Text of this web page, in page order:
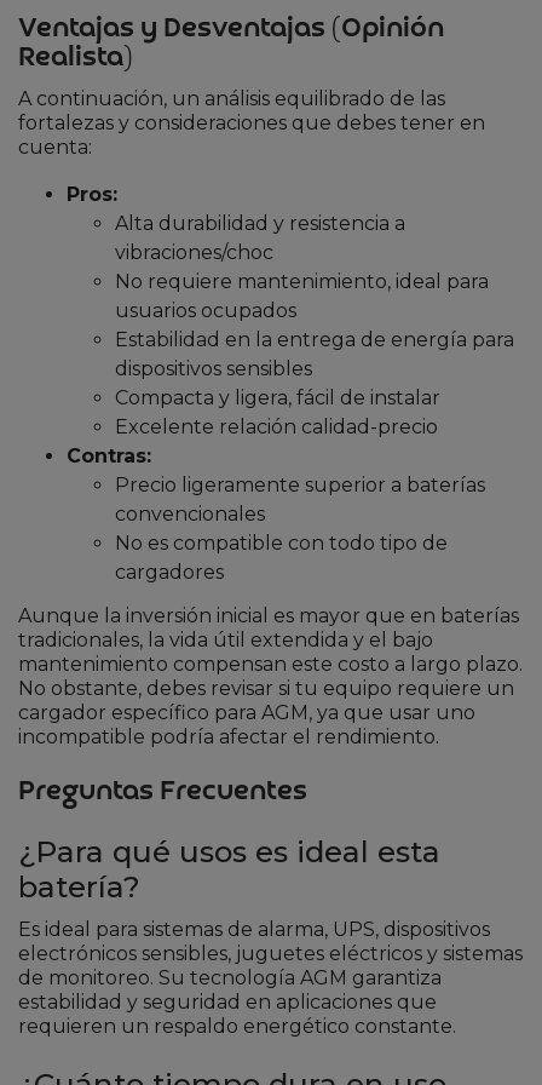
Ventajas y Desventajas (Opinión
Realista)
A continuación, un análisis equilibrado de las
fortalezas y consideraciones que debes tener en
cuenta:
Pros:
Alta durabilidad y resistencia a
vibraciones/choc
No requiere mantenimiento, ideal para
usuarios ocupados
Estabilidad en la entrega de energía para
dispositivos sensibles
Compacta y ligera, fácil de instalar
Excelente relación calidad-precio
Contras:
Precio ligeramente superior a baterías
convencionales
No es compatible con todo tipo de
cargadores
Aunque la inversión inicial es mayor que en baterías
tradicionales, la vida útil extendida y el bajo
mantenimiento compensan este costo a largo plazo.
No obstante, debes revisar si tu equipo requiere un
cargador específico para AGM, ya que usar uno
incompatible podría afectar el rendimiento.
Preguntas Frecuentes
¿Para qué usos es ideal esta
batería?
Es ideal para sistemas de alarma, UPS, dispositivos
electrónicos sensibles, juguetes eléctricos y sistemas
de monitoreo. Su tecnología AGM garantiza
estabilidad y seguridad en aplicaciones que
requieren un respaldo energético constante.